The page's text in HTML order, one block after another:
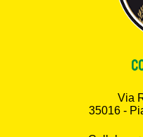
Via
35016 -